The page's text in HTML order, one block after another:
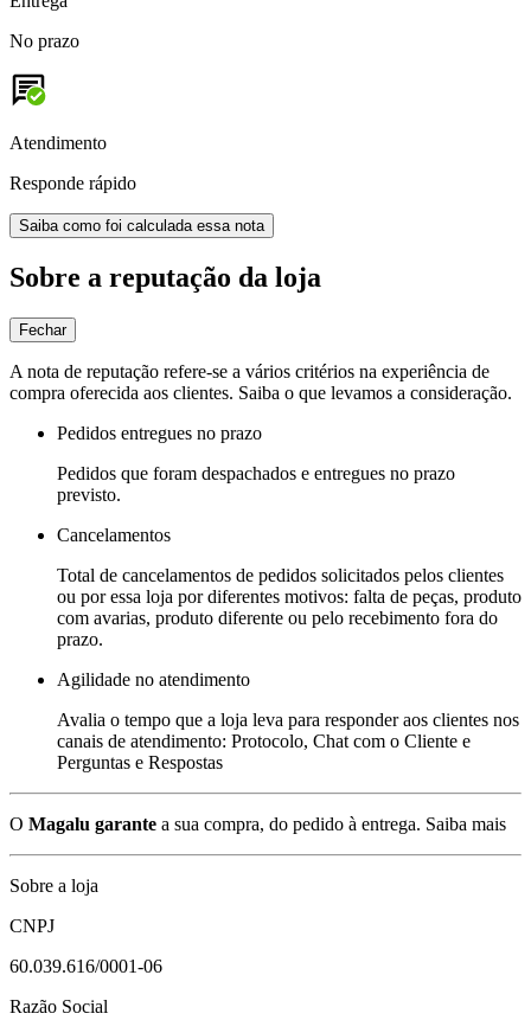
No prazo
Atendimento
Responde rápido
Saiba como foi calculada essa nota
Sobre a reputação da loja
Fechar
A nota de reputação refere-se a vários critérios na experiência de
compra oferecida aos clientes. Saiba o que levamos a consideração.
Pedidos entregues no prazo
Pedidos que foram despachados e entregues no prazo
previsto.
Cancelamentos
Total de cancelamentos de pedidos solicitados pelos clientes
ou por essa loja por diferentes motivos: falta de peças, produto
com avarias, produto diferente ou pelo recebimento fora do
prazo.
Agilidade no atendimento
Avalia o tempo que a loja leva para responder aos clientes nos
canais de atendimento: Protocolo, Chat com o Cliente e
Perguntas e Respostas
O Magalu garante a sua compra, do pedido à entrega. Saiba mais
Sobre a loja
CNPJ
60.039.616/0001-06
Razão Social